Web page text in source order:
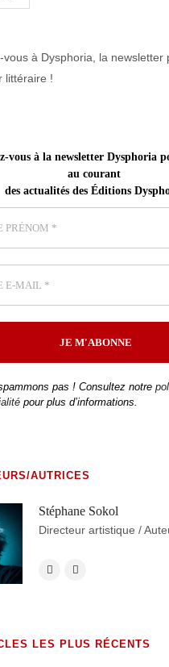
vousà la newsletter Dysphoria
au courant
des actualités des Éditions
pas ! Consultez notre
pour plus d’informations.
AUTRICES
Stéphane Sokol
Directeur artistique /
LES PLUS RÉCENTS